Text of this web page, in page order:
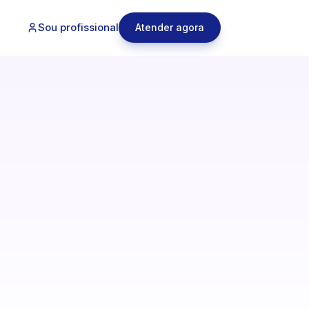
Sou profissional Atender agora